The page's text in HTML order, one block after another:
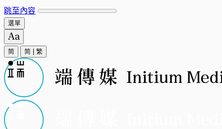
跳至內容
選單
简 简 繁